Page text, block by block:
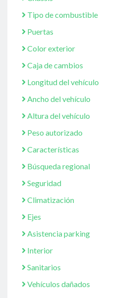
Tipo de combustible
Puertas
Color exterior
Caja de cambios
Longitud del vehículo
Ancho del vehículo
Altura del vehículo
Peso autorizado
Características
Búsqueda regional
Seguridad
Climatización
Ejes
Asistencia parking
Interior
Sanitarios
Vehículos dañados